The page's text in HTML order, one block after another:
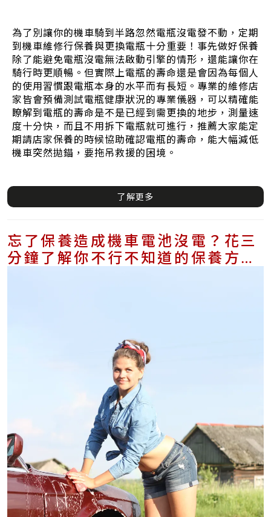
為了別讓你的機車騎到半路忽然電瓶沒電發不動，定期
到機車維修行保養與更換電瓶十分重要！事先做好保養
除了能避免電瓶沒電無法啟動引擎的情形，還能讓你在
騎行時更順暢。但實際上電瓶的壽命還是會因為每個人
的使用習慣跟電瓶本身的水平而有長短。專業的維修店
家皆會預備測試電瓶健康狀況的專業儀器，可以精確能
瞭解到電瓶的壽命是不是已經到需更換的地步，測量速
度十分快，而且不用拆下電瓶就可進行，推薦大家能定
期請店家保養的時候協助確認電瓶的壽命，能大幅減低
機車突然拋錨，要拖吊救援的困境。
了解更多
忘了保養造成機車電池沒電？花三
分鐘了解你不行不知道的保養方式